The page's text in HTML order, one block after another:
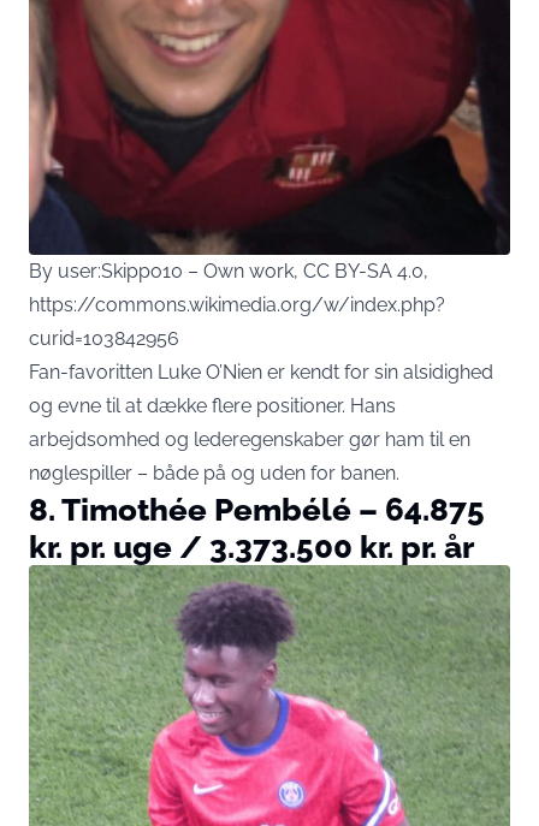
By user:Skippo10 – Own work, CC BY-SA 4.0,
https://commons.wikimedia.org/w/index.php?
curid=103842956
Fan-favoritten Luke O’Nien er kendt for sin alsidighed
og evne til at dække flere positioner. Hans
arbejdsomhed og lederegenskaber gør ham til en
nøglespiller – både på og uden for banen.
8. Timothée Pembélé – 64.875
kr. pr. uge / 3.373.500 kr. pr. år